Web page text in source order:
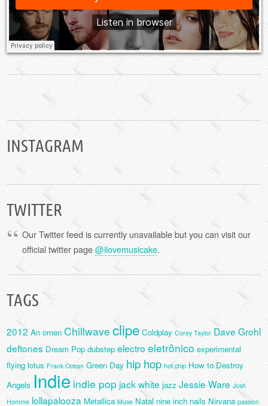
INSTAGRAM
TWITTER
Our Twitter feed is currently unavailable but you can visit our
official twitter page@ilovemusicake.
TAGS
2012 An omen Chillwave clipe Coldplay Corey Taylor Dave Grohl
deftones Dream Pop dubstep electro eletrônico experimental
flying lotus Frank Ocean Green Day hip hop hot chip How to Destroy
Angels Indie indie pop jack white jazz Jessie Ware Josh
Homme lollapalooza Metallica Muse Natal nine inch nails Nirvana passion